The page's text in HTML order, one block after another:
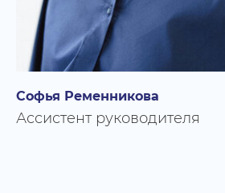
Софья Ременникова
Ассистент руководителя